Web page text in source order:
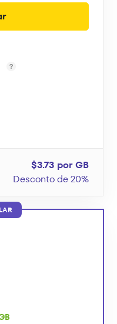
$3.73 por GB
Desconto de 20%